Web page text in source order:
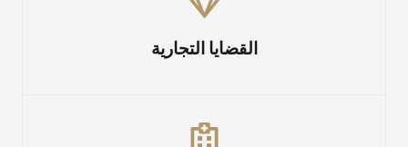
القضايا التجارية